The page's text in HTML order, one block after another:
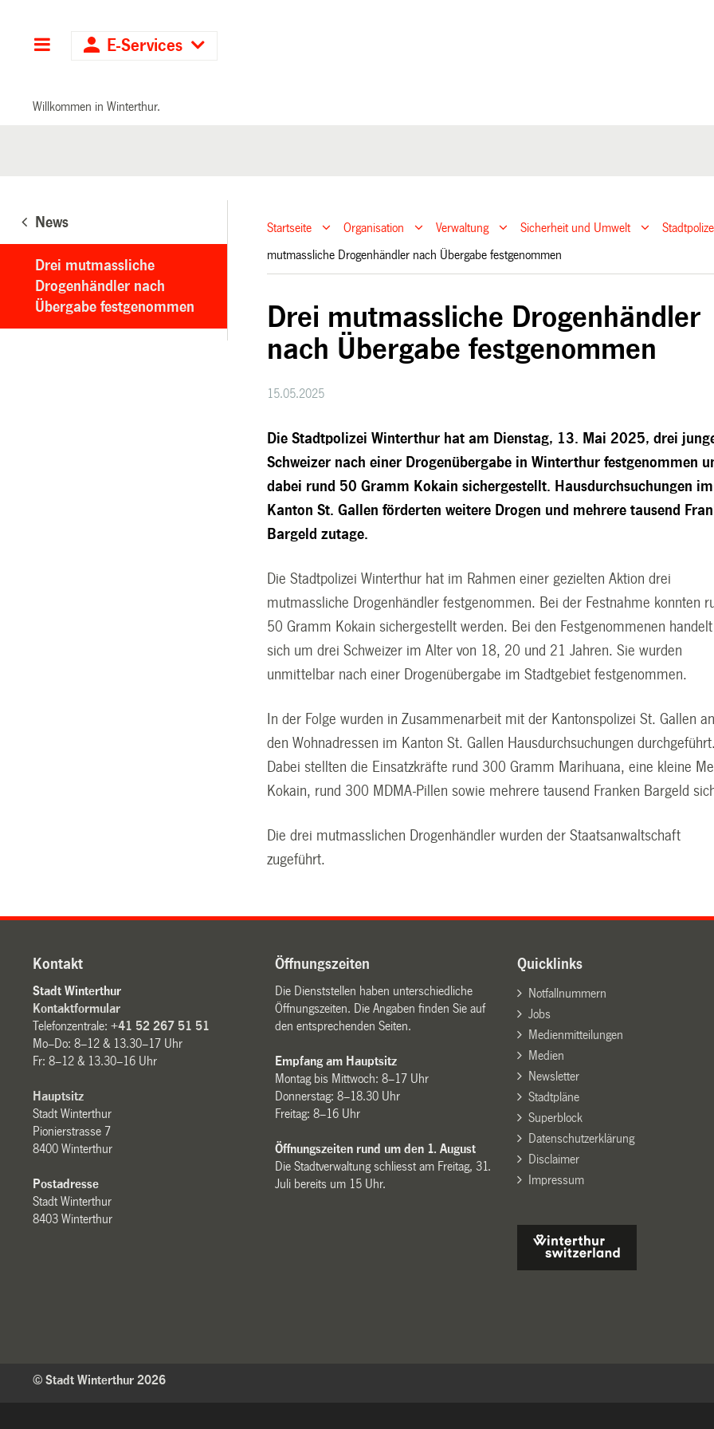
Hauptnavigation
E-Services
Willkommen in Winterthur.
News
Drei mutmassliche
Drogenhändler nach
Übergabe festgenommen
Startseite Organisation Verwaltung Sicherheit und Umwelt
mutmassliche Drogenhändler nach Übergabe festgenommen
Drei mutmassliche Drogenhändler
nach Übergabe festgenommen
15.05.2025
Die Stadtpolizei Winterthur hat am Dienstag, 13. Mai 2025, drei
Schweizer nach einer Drogenübergabe in Winterthur festgenommen
dabei rund 50 Gramm Kokain sichergestellt. Hausdurchsuchungen im
Kanton St. Gallen förderten weitere Drogen und mehrere tausend
Bargeld zutage.
Die Stadtpolizei Winterthur hat im Rahmen einer gezielten Aktion drei
mutmassliche Drogenhändler festgenommen. Bei der Festnahme konnten
50 Gramm Kokain sichergestellt werden. Bei den Festgenommenen
sich um drei Schweizer im Alter von 18, 20 und 21 Jahren. Sie wurden
unmittelbar nach einer Drogenübergabe im Stadtgebiet festgenommen.
In der Folge wurden in Zusammenarbeit mit der Kantonspolizei St. Gallen an
den Wohnadressen im Kanton St. Gallen Hausdurchsuchungen durchgeführt.
Dabei stellten die Einsatzkräfte rund 300 Gramm Marihuana, eine kleine
Kokain, rund 300 MDMA-Pillen sowie mehrere tausend Franken Bargeld
Die drei mutmasslichen Drogenhändler wurden der Staatsanwaltschaft
zugeführt.
Kontakt
Stadt Winterthur
Kontaktformular
Telefonzentrale:+41 52 267 51 51
Mo–Do: 8–12 & 13.30–17 Uhr
Fr: 8–12 & 13.30–16 Uhr
Hauptsitz
Stadt Winterthur
Pionierstrasse 7
8400 Winterthur
Postadresse
Stadt Winterthur
8403 Winterthur
Öffnungszeiten
Die Dienststellen haben unterschiedliche
Öffnungszeiten. Die Angaben finden Sie auf
den entsprechenden Seiten.
Empfang am Hauptsitz
Montag bis Mittwoch: 8–17 Uhr
Donnerstag: 8–18.30 Uhr
Freitag: 8–16 Uhr
Öffnungszeiten rund um den 1. August
Die Stadtverwaltung schliesst am Freitag, 31.
Juli bereits um 15 Uhr.
Quicklinks
Notfallnummern
Jobs
Medienmitteilungen
Medien
Newsletter
Stadtpläne
Superblock
Datenschutzerklärung
Disclaimer
Impressum
© Stadt Winterthur 2026